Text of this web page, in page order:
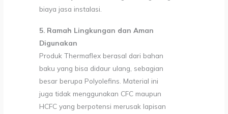
biaya jasa instalasi.
5. Ramah Lingkungan dan Aman
Digunakan
Produk Thermaflex berasal dari bahan
baku yang bisa didaur ulang, sebagian
besar berupa Polyolefins. Material ini
juga tidak menggunakan CFC maupun
HCFC yang berpotensi merusak lapisan